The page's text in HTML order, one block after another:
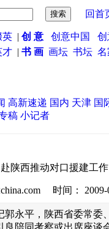
回首
英 | 创 意 创意中国
才 | 书 画 画坛 书坛 名
高新速递 国内 天津 国
稿 小记者
陕西推动对口援建工作
时间： 2009-
永平，陕西省委常委
良陪同考察或出席座谈